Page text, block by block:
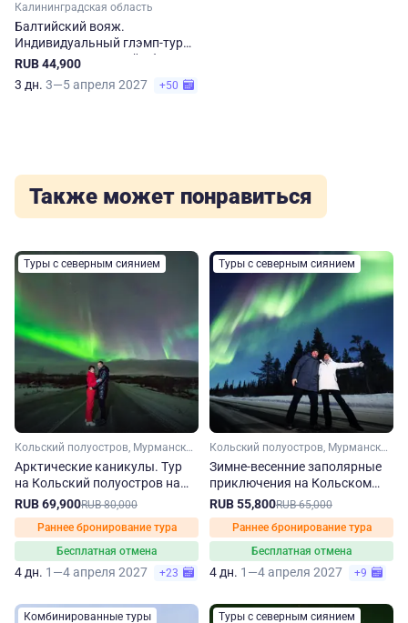
Калининградская область
Балтийский вояж.
Индивидуальный глэмп-тур
по Калининградской области
RUB 44,900
3 дн. 3—5 апреля 2027 +50
Также может понравиться
Туры с северным сиянием
Кольский полуостров, Мурманская область, Арктика
Арктические каникулы. Тур
на Кольский полуостров на
зиму-весну
RUB 69,900RUB 80,000
Раннее бронирование тура
Бесплатная отмена
4 дн. 1—4 апреля 2027 +23
Туры с северным сиянием
Кольский полуостров, Мурманская область, Арктика
Зимне-весенние заполярные
приключения на Кольском
полуострове
RUB 55,800RUB 65,000
Раннее бронирование тура
Бесплатная отмена
4 дн. 1—4 апреля 2027 +9
Комбинированные туры Туры с северным сиянием